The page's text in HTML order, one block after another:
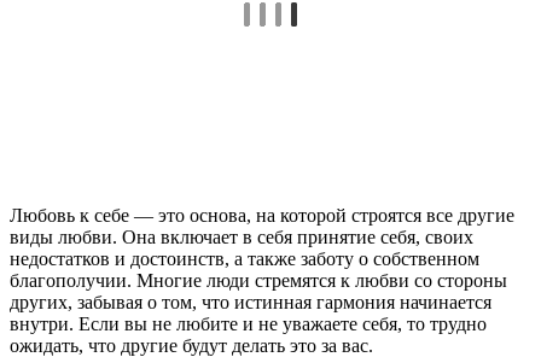
Любовь к себе — это основа, на которой строятся все другие
виды любви. Она включает в себя принятие себя, своих
недостатков и достоинств, а также заботу о собственном
благополучии. Многие люди стремятся к любви со стороны
других, забывая о том, что истинная гармония начинается
внутри. Если вы не любите и не уважаете себя, то трудно
ожидать, что другие будут делать это за вас.